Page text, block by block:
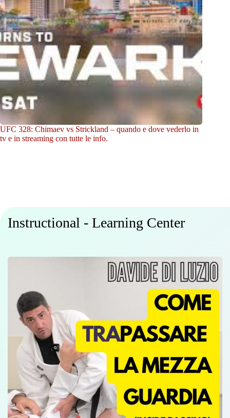
UFC 328: Chimaev vs Strickland – quando e dove vederlo in
tv e in streaming con tutte le info.
Instructional - Learning Center